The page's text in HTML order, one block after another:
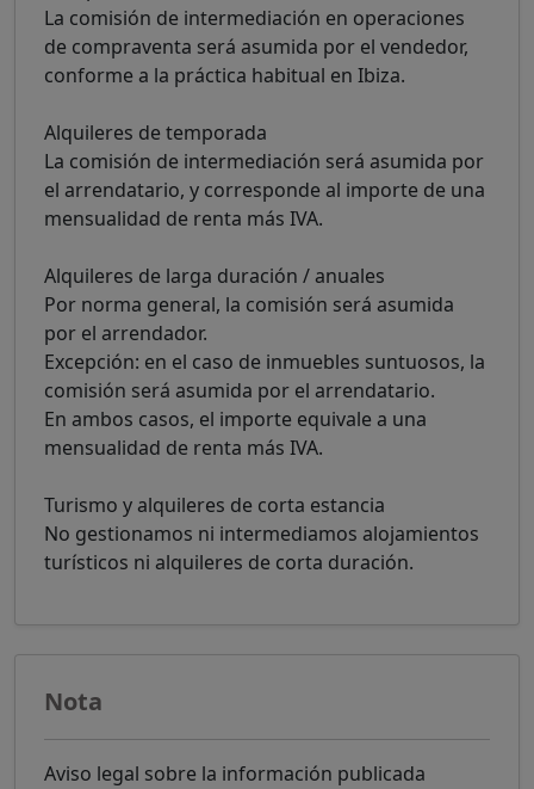
La comisión de intermediación en operaciones
de compraventa será asumida por el vendedor,
conforme a la práctica habitual en Ibiza.
Alquileres de temporada
La comisión de intermediación será asumida por
el arrendatario, y corresponde al importe de una
mensualidad de renta más IVA.
Alquileres de larga duración / anuales
Por norma general, la comisión será asumida
por el arrendador.
Excepción: en el caso de inmuebles suntuosos, la
comisión será asumida por el arrendatario.
En ambos casos, el importe equivale a una
mensualidad de renta más IVA.
Turismo y alquileres de corta estancia
No gestionamos ni intermediamos alojamientos
turísticos ni alquileres de corta duración.
Nota
Aviso legal sobre la información publicada